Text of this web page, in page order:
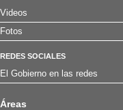
Videos
Fotos
REDES SOCIALES
El Gobierno en las redes
Áreas